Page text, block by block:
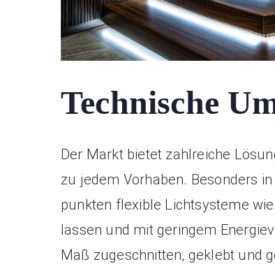
Technische
Der Markt bietet zahlreiche
zu jedem Vorhaben. Besonders
punkten flexible Lichtsysteme wie
lassen und mit geringem
Maß zugeschnitten, geklebt und